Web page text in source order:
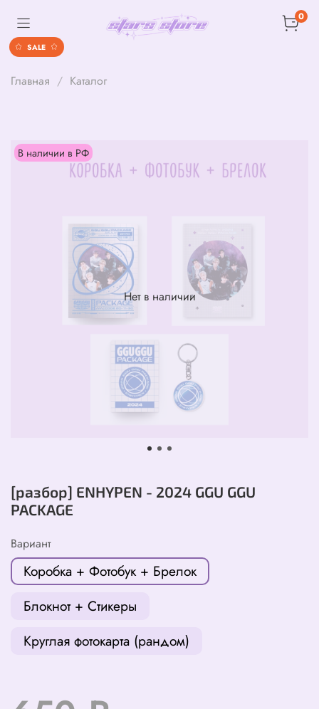
0
Главная Каталог
Нет в наличии
В наличии в РФ
[разбор] ENHYPEN - 2024 GGU GGU
PACKAGE
Вариант
Коробка + Фотобук + Брелок
Блокнот + Стикеры
Круглая фотокарта (рандом)